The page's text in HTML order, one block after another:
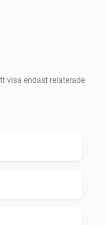
visa endast relaterade